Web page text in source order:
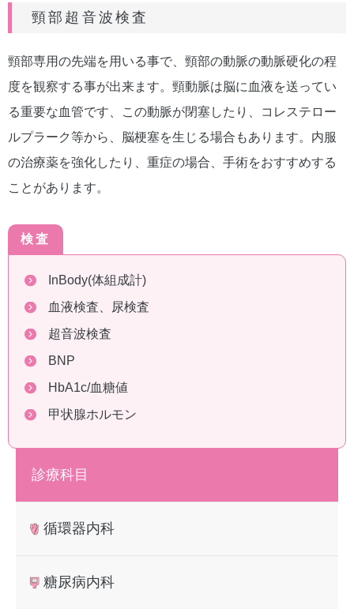
頸部超音波検査
頸部専用の先端を用いる事で、頸部の動脈の動脈硬化の程
度を観察する事が出来ます。頸動脈は脳に血液を送ってい
る重要な血管です、この動脈が閉塞したり、コレステロー
ルプラーク等から、脳梗塞を生じる場合もあります。内服
の治療薬を強化したり、重症の場合、手術をおすすめする
ことがあります。
検査
InBody(体組成計)
血液検査、尿検査
超音波検査
BNP
HbA1c/血糖値
甲状腺ホルモン
診療科目
循環器内科
糖尿病内科